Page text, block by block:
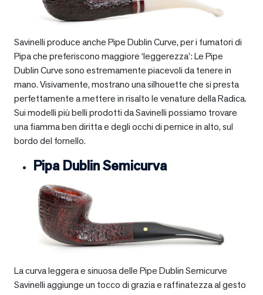
Savinelli produce anche Pipe Dublin Curve, per i fumatori di
Pipa che preferiscono maggiore ‘leggerezza’: Le Pipe
Dublin Curve sono estremamente piacevoli da tenere in
mano. Visivamente, mostrano una silhouette che si presta
perfettamente a mettere in risalto le venature della Radica.
Sui modelli più belli prodotti da Savinelli possiamo trovare
una fiamma ben diritta e degli occhi di pernice in alto, sul
bordo del fornello.
Pipa Dublin Semicurva
La curva leggera e sinuosa delle Pipe Dublin Semicurve
Savinelli aggiunge un tocco di grazia e raffinatezza al gesto